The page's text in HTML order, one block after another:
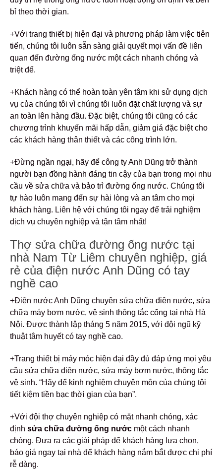
bỉ theo thời gian.
+Với trang thiết bị hiện đại và phương pháp làm việc tiên
tiến, chúng tôi luôn sẵn sàng giải quyết mọi vấn đề liên
quan đến đường ống nước một cách nhanh chóng và
triệt để.
+Khách hàng có thể hoàn toàn yên tâm khi sử dụng dịch
vụ của chúng tôi vì chúng tôi luôn đặt chất lượng và sự
an toàn lên hàng đầu. Đặc biệt, chúng tôi cũng có các
chương trình khuyến mãi hấp dẫn, giảm giá đặc biệt cho
các khách hàng thân thiết và các công trình lớn.
+Đừng ngần ngại, hãy để công ty Anh Dũng trở thành
người bạn đồng hành đáng tin cậy của bạn trong mọi nhu
cầu về sửa chữa và bảo trì đường ống nước. Chúng tôi
tự hào luôn mang đến sự hài lòng và an tâm cho mọi
khách hàng. Liên hệ với chúng tôi ngay để trải nghiệm
dịch vụ chuyên nghiệp và tận tâm nhất!
Thợ sửa chữa đường ống nước tại
nhà Nam Từ Liêm chuyên nghiệp, giá
rẻ của điện nước Anh Dũng có tay
nghề cao
+Điện nước Anh Dũng chuyên sửa chữa điện nước, sửa
chữa máy bơm nước, vệ sinh thông tắc cống tại nhà Hà
Nội. Được thành lập tháng 5 năm 2015, với đội ngũ kỹ
thuật tâm huyết có tay nghề cao.
+Trang thiết bị máy móc hiện đại đầy đủ đáp ứng mọi yêu
cầu sửa chữa điện nước, sửa máy bơm nước, thông tắc
vệ sinh. “Hãy để kinh nghiệm chuyên môn của chúng tôi
tiết kiệm tiền bạc thời gian của bạn”.
+Với đội thợ chuyên nghiệp có mặt nhanh chóng, xác
định sửa chữa đường ống nước một cách nhanh
chóng. Đưa ra các giải pháp để khách hàng lựa chọn,
báo giá ngay tại nhà để khách hàng nắm bắt được chi phí
rễ dàng.